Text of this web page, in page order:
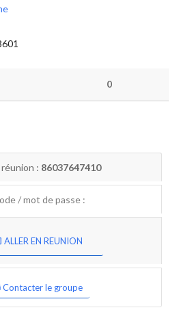
0
: 86037647410
/ mot de passe :
ALLER EN REUNION
Contacter le groupe